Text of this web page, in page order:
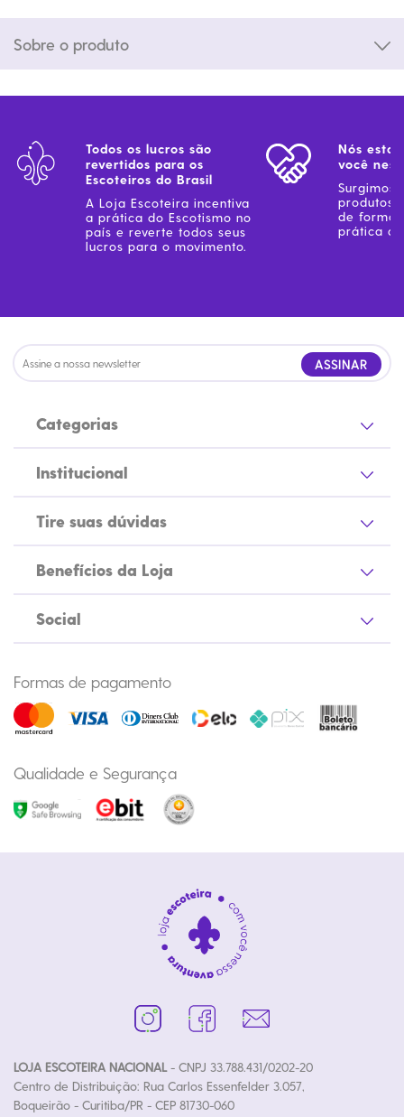
Sobre o produto
Todos os lucros são
revertidos para os
Escoteiros do Brasil
A Loja Escoteira incentiva
a prática do Escotismo no
país e reverte todos seus
lucros para o movimento.
Nós
você
Surgimos
produtos
de forma
prática
ASSINAR
Categorias
Institucional
Tire suas dúvidas
Benefícios da Loja
Social
Formas de pagamento
Qualidade e Segurança
LOJA ESCOTEIRA NACIONAL- CNPJ 33.788.431/0202-20
Centro de Distribuição: Rua Carlos Essenfelder 3.057,
Boqueirão - Curitiba/PR - CEP 81730-060